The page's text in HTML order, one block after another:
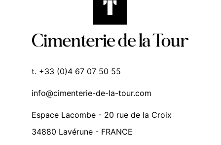
t. +33 (0)4 67 07 50 55
info@cimenterie-de-la-tour.com
Espace Lacombe - 20 rue de la Croix
34880 Lavérune - FRANCE